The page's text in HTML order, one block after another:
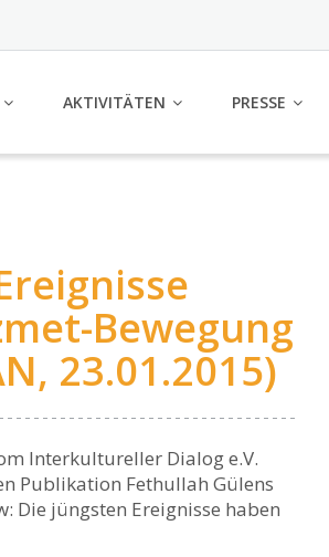
AKTIVITÄTEN PRESSE
Bewegung
23.01.2015)
Interkultureller Dialog e.V.
Publikation Fethullah Gülens
Die jüngsten Ereignisse haben